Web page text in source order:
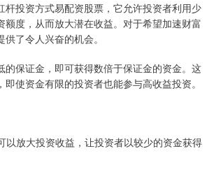
杆投资方式易配资股票，它允许投资者利用少
额度，从而放大潜在收益。对于希望加速财富
了令人兴奋的机会。
的保证金，即可获得数倍于保证金的资金。这
使资金有限的投资者也能参与高收益投资。
以放大投资收益，让投资者以较少的资金获得